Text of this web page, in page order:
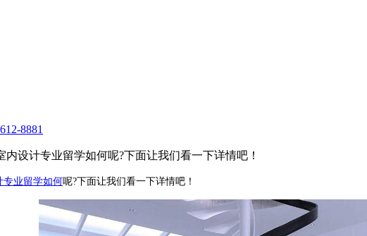
8881
设计专业留学如何呢?下面让我们看一下详情吧！
专业留学如何呢?下面让我们看一下详情吧！